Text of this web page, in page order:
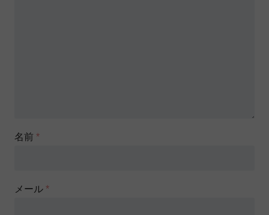
名前 *
メール *